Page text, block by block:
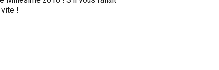
vite !